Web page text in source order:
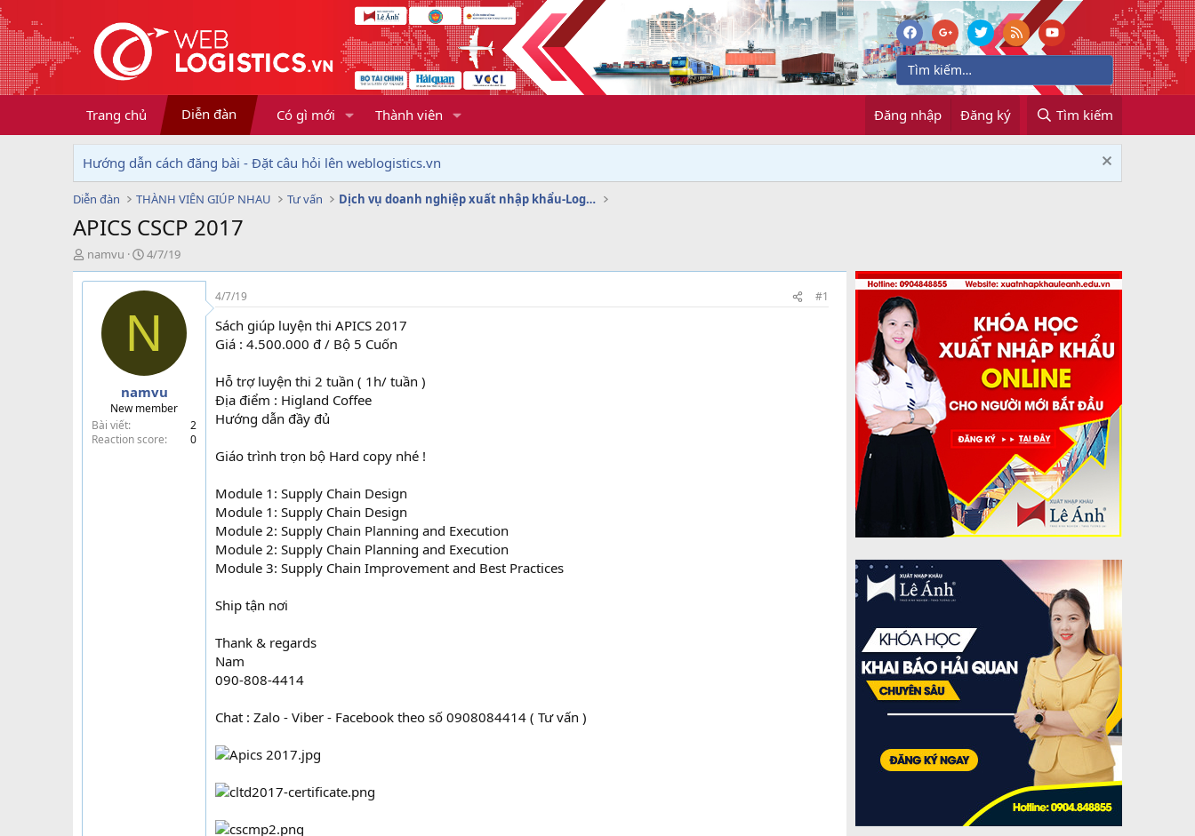
Trang chủ Diễn đàn Có gì mới Thành viên Đăng nhập Đăng ký Tìm kiếm
Hướng dẫn cách đăng bài - Đặt câu hỏi lên weblogistics.vn
Diễn đàn THÀNH VIÊN GIÚP NHAU Tư vấn Dịch vụ doanh nghiệp xuất nhập khẩu-Logistics
APICS CSCP 2017
T
h
r
namvu
N
g
à
ử
i
4/7/19
N
namvu
New member
Bài viết
2
Reaction score
0
4/7/19 #1
Sách giúp luyện thi APICS 2017
Giá : 4.500.000 đ / Bộ 5 Cuốn
Hỗ trợ luyện thi 2 tuần ( 1h/ tuần )
Địa điểm : Higland Coffee
Hướng dẫn đầy đủ
Giáo trình trọn bộ Hard copy nhé !
Module 1: Supply Chain Design
Module 1: Supply Chain Design
Module 2: Supply Chain Planning and Execution
Module 2: Supply Chain Planning and Execution
Module 3: Supply Chain Improvement and Best Practices
Ship tận nơi
Thank & regards
Nam
090-808-4414
Chat : Zalo - Viber - Facebook theo số 0908084414 ( Tư vấn )